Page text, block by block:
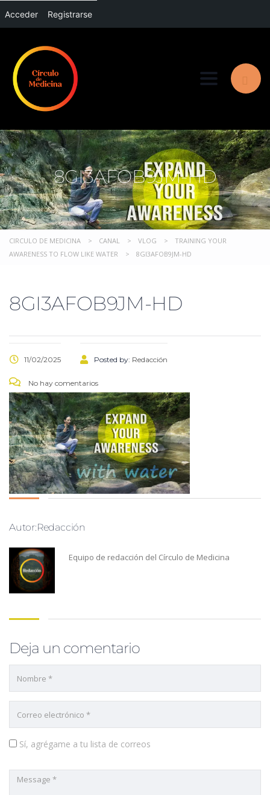
Acceder Registrarse
Toggle
8GI3AFOB9JM-HD
CIRCULO DE MEDICINA > CANAL > VLOG >
TRAINING YOUR
AWARENESS TO FLOW LIKE WATER
> 8GI3AFOB9JM-HD
8GI3AFOB9JM-HD
11/02/2025 Posted by: Redacción
No hay comentarios
Autor:Redacción
Equipo de redacción del Círculo de Medicina
Deja un comentario
Sí, agrégame a tu lista de correos